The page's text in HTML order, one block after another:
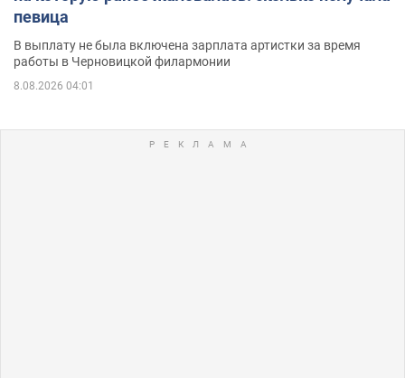
певица
В выплату не была включена зарплата артистки за время
работы в Черновицкой филармонии
8.08.2026 04:01